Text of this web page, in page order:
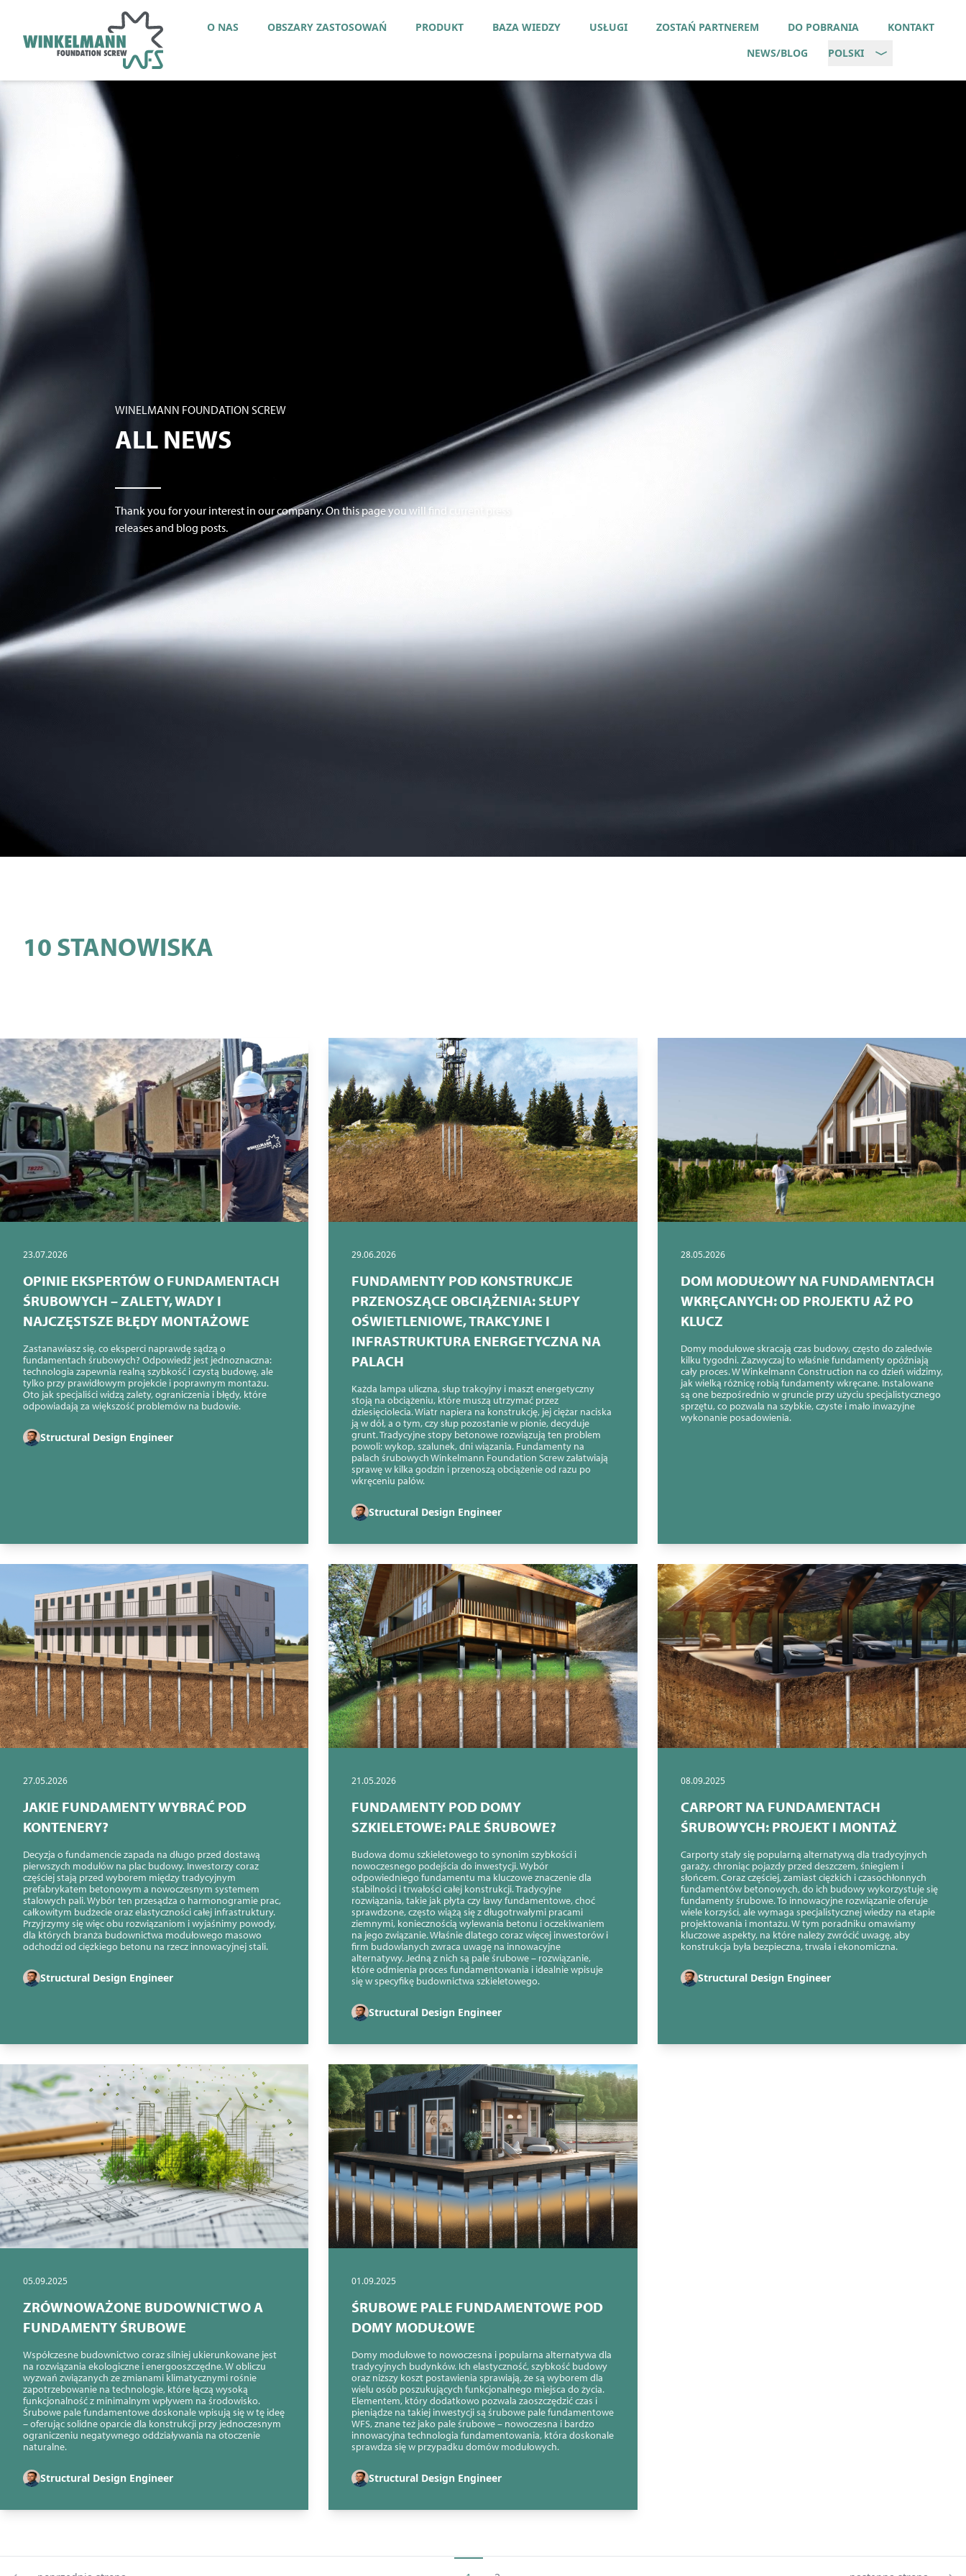
O NAS OBSZARY ZASTOSOWAŃ PRODUKT BAZA WIEDZY USŁUGI ZOSTAŃ PARTNEREM DO POBRANIA
KONTAKT
NEWS/BLOG
POLSKI
WINELMANN FOUNDATION SCREW
ALL NEWS
Thank you for your interest in our company. On this page you will find current press
releases and blog posts.
10 STANOWISKA
23.07.2026
OPINIE EKSPERTÓW O FUNDAMENTACH
ŚRUBOWYCH – ZALETY, WADY I
NAJCZĘSTSZE BŁĘDY MONTAŻOWE
Zastanawiasz się, co eksperci naprawdę sądzą o
fundamentach śrubowych? Odpowiedź jest jednoznaczna:
technologia zapewnia realną szybkość i czystą budowę, ale
tylko przy prawidłowym projekcie i poprawnym montażu.
Oto jak specjaliści widzą zalety, ograniczenia i błędy, które
odpowiadają za większość problemów na budowie.
Structural Design Engineer
29.06.2026
FUNDAMENTY POD KONSTRUKCJE
PRZENOSZĄCE OBCIĄŻENIA: SŁUPY
OŚWIETLENIOWE, TRAKCYJNE I
INFRASTRUKTURA ENERGETYCZNA NA
PALACH
Każda lampa uliczna, słup trakcyjny i maszt energetyczny
stoją na obciążeniu, które muszą utrzymać przez
dziesięciolecia. Wiatr napiera na konstrukcję, jej ciężar naciska
ją w dół, a o tym, czy słup pozostanie w pionie, decyduje
grunt. Tradycyjne stopy betonowe rozwiązują ten problem
powoli: wykop, szalunek, dni wiązania. Fundamenty na
palach śrubowych Winkelmann Foundation Screw załatwiają
sprawę w kilka godzin i przenoszą obciążenie od razu po
wkręceniu palów.
Structural Design Engineer
28.05.2026
DOM MODUŁOWY NA FUNDAMENTACH
WKRĘCANYCH: OD PROJEKTU AŻ PO
KLUCZ
Domy modułowe skracają czas budowy, często do zaledwie
kilku tygodni. Zazwyczaj to właśnie fundamenty opóźniają
cały proces. W Winkelmann Construction na co dzień widzimy,
jak wielką różnicę robią fundamenty wkręcane. Instalowane
są one bezpośrednio w gruncie przy użyciu specjalistycznego
sprzętu, co pozwala na szybkie, czyste i mało inwazyjne
wykonanie posadowienia.
27.05.2026
JAKIE FUNDAMENTY WYBRAĆ POD
KONTENERY?
Decyzja o fundamencie zapada na długo przed dostawą
pierwszych modułów na plac budowy. Inwestorzy coraz
częściej stają przed wyborem między tradycyjnym
prefabrykatem betonowym a nowoczesnym systemem
stalowych pali. Wybór ten przesądza o harmonogramie prac,
całkowitym budżecie oraz elastyczności całej infrastruktury.
Przyjrzymy się więc obu rozwiązaniom i wyjaśnimy powody,
dla których branża budownictwa modułowego masowo
odchodzi od ciężkiego betonu na rzecz innowacyjnej stali.
Structural Design Engineer
21.05.2026
FUNDAMENTY POD DOMY
SZKIELETOWE: PALE ŚRUBOWE?
Budowa domu szkieletowego to synonim szybkości i
nowoczesnego podejścia do inwestycji. Wybór
odpowiedniego fundamentu ma kluczowe znaczenie dla
stabilności i trwałości całej konstrukcji. Tradycyjne
rozwiązania, takie jak płyta czy ławy fundamentowe, choć
sprawdzone, często wiążą się z długotrwałymi pracami
ziemnymi, koniecznością wylewania betonu i oczekiwaniem
na jego związanie. Właśnie dlatego coraz więcej inwestorów i
firm budowlanych zwraca uwagę na innowacyjne
alternatywy. Jedną z nich są pale śrubowe – rozwiązanie,
które odmienia proces fundamentowania i idealnie wpisuje
się w specyfikę budownictwa szkieletowego.
Structural Design Engineer
08.09.2025
CARPORT NA FUNDAMENTACH
ŚRUBOWYCH: PROJEKT I MONTAŻ
Carporty stały się popularną alternatywą dla tradycyjnych
garaży, chroniąc pojazdy przed deszczem, śniegiem i
słońcem. Coraz częściej, zamiast ciężkich i czasochłonnych
fundamentów betonowych, do ich budowy wykorzystuje się
fundamenty śrubowe. To innowacyjne rozwiązanie oferuje
wiele korzyści, ale wymaga specjalistycznej wiedzy na etapie
projektowania i montażu. W tym poradniku omawiamy
kluczowe aspekty, na które należy zwrócić uwagę, aby
konstrukcja była bezpieczna, trwała i ekonomiczna.
Structural Design Engineer
05.09.2025
ZRÓWNOWAŻONE BUDOWNICTWO A
FUNDAMENTY ŚRUBOWE
Współczesne budownictwo coraz silniej ukierunkowane jest
na rozwiązania ekologiczne i energooszczędne. W obliczu
wyzwań związanych ze zmianami klimatycznymi rośnie
zapotrzebowanie na technologie, które łączą wysoką
funkcjonalność z minimalnym wpływem na środowisko.
Śrubowe pale fundamentowe doskonale wpisują się w tę ideę
– oferując solidne oparcie dla konstrukcji przy jednoczesnym
ograniczeniu negatywnego oddziaływania na otoczenie
naturalne.
Structural Design Engineer
01.09.2025
ŚRUBOWE PALE FUNDAMENTOWE POD
DOMY MODUŁOWE
Domy modułowe to nowoczesna i popularna alternatywa dla
tradycyjnych budynków. Ich elastyczność, szybkość budowy
oraz niższy koszt postawienia sprawiają, że są wyborem dla
wielu osób poszukujących funkcjonalnego miejsca do życia.
Elementem, który dodatkowo pozwala zaoszczędzić czas i
pieniądze na takiej inwestycji są śrubowe pale fundamentowe
WFS, znane też jako pale śrubowe – nowoczesna i bardzo
innowacyjna technologia fundamentowania, która doskonale
sprawdza się w przypadku domów modułowych.
Structural Design Engineer